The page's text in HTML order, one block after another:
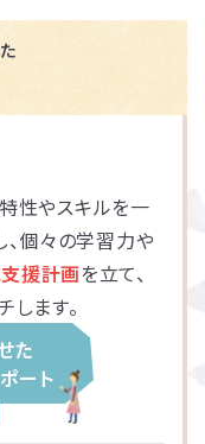
性やスキルを一
、個々の学習力や
援計画を立て、
ます。
た
ート